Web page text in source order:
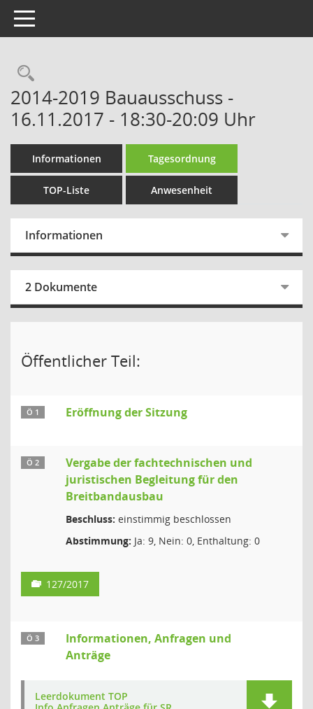
Toggle navigation
Rechercheauswahl
2014-2019 Bauausschuss -
16.11.2017 - 18:30-20:09 Uhr
Informationen Tagesordnung
TOP-Liste Anwesenheit
Informationen
2 Dokumente
Öffentlicher Teil:
Ö 1 Eröffnung der Sitzung
Ö 2
Vergabe der fachtechnischen und
juristischen Begleitung für den
Breitbandausbau
Beschluss: einstimmig beschlossen
Abstimmung: Ja: 9, Nein: 0, Enthaltung: 0
127/2017
Ö 3
Informationen, Anfragen und
Anträge
Leerdokument TOP